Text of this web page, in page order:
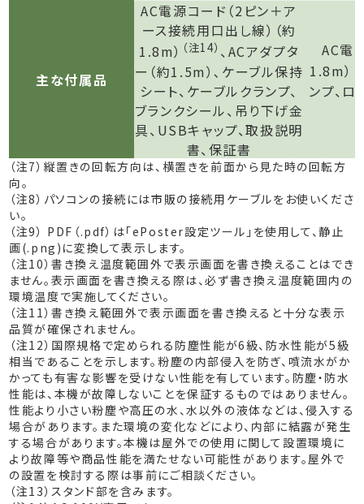
主な付属品
AC電源コード（2ピン＋ア
ース接続用口出し線）（約
1.8m） （注14） 、ACアダプタ
ー（約1.5m）､ケーブル保持
シート、ケーブルクランプ、
ブランクシール、吊り下げ金
具、USBキャップ、取扱説明
書、保証書
AC電
1.8m）
ンプ、
（注7）縦置きの回転方向は、横置きを前面から見た時の回転方
向。
（注8）パソコンの接続には市販の接続用ケーブルをお使いくださ
い。
（注9） PDF（.pdf）は「ePoster設定ツール」を使用して、静止
画(.png)に変換して表示します。
（注10）書き換え温度範囲外で表示画面を書き換えることはでき
ません。表示画面を書き換える際は、必ず書き換え温度範囲内の
環境温度で実施してください。
（注11）書き換え範囲外で表示画面を書き換えると十分な表示
品質が確保されません。
（注12）国際規格で定められる防塵性能が6級、防水性能が5級
相当であることを示します。粉塵の内部侵入を防ぎ、噴流水がか
かっても有害な影響を受けない性能を有しています。防塵・防水
性能は、本機が故障しないことを保証するものではありません。
性能より小さい粉塵や高圧の水、水以外の液体などは、侵入する
場合があります。また環境の変化などにより、内部に結露が発生
する場合があります。本機は屋外での使用に関して設置環境に
より故障等や商品性能を満たせない可能性があります。屋外で
の設置を検討する際は事前にご相談ください。
（注13）スタンド部を含みます。